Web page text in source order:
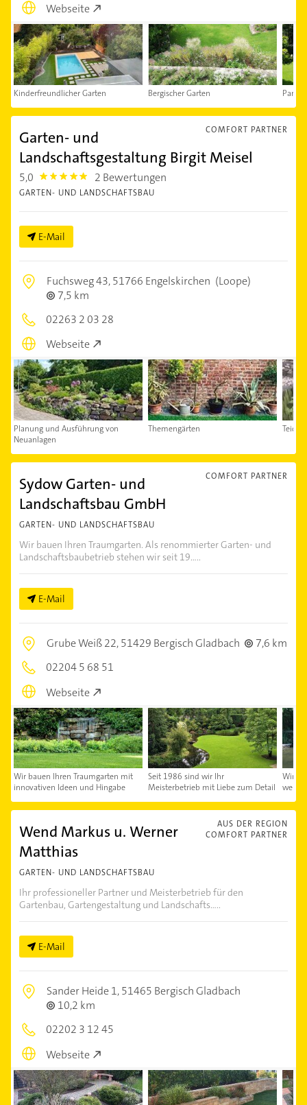
Webseite
Kinderfreundlicher Garten Bergischer Garten Park
COMFORT PARTNER
Garten- und
Landschaftsgestaltung Birgit Meisel
5,0 5.0 2 Bewertungen
GARTEN- UND LANDSCHAFTSBAU
E-Mail
Fuchsweg 43,51766 Engelskirchen (Loope)
7,5 km
02263 2 03 28
Webseite
Planung und Ausführung von
Neuanlagen
Themengärten
COMFORT PARTNER
Sydow Garten- und
Landschaftsbau GmbH
GARTEN- UND LANDSCHAFTSBAU
Wir bauen Ihren Traumgarten. Als renommierter Garten- und
Landschaftsbaubetrieb stehen wir seit 19.....
E-Mail
Grube Weiß 22,51429 Bergisch Gladbach
7,6 km
02204 5 68 51
Webseite
Wir bauen Ihren Traumgarten mit
innovativen Ideen und Hingabe
Seit 1986 sind wir Ihr
Meisterbetrieb mit Liebe zum Detail
Wir
AUS DER REGION
COMFORT PARTNER
Wend Markus u. Werner
Matthias
GARTEN- UND LANDSCHAFTSBAU
Ihr professioneller Partner und Meisterbetrieb für den
Gartenbau, Gartengestaltung und Landschafts.....
E-Mail
Sander Heide 1,51465 Bergisch Gladbach
10,2 km
02202 3 12 45
Webseite